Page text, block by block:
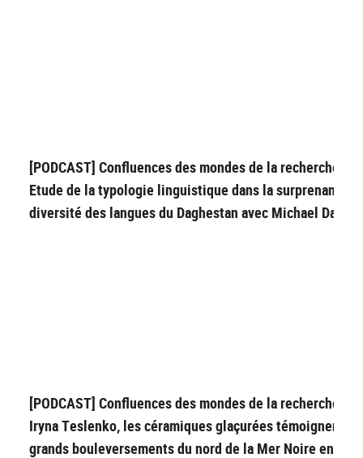
[PODCAST] Confluences des mondes de la recherche :
Etude de la typologie linguistique dans la surprenante
diversité des langues du Daghestan avec Michael Daniel
[PODCAST] Confluences des mondes de la recherche :
Iryna Teslenko, les céramiques glaçurées témoignent
grands bouleversements du nord de la Mer Noire entre